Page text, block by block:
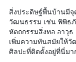
สิ่งประดิษฐ์พื้นบ้านมีจุ
วัฒนธรรม เช่น พิพิธ
หัตถกรรมสิ่งทอ อาวุ
เพิ่มความทันสมัยให้วั
ศิลปะที่ติดตั้งอยู่ที่นี่มา